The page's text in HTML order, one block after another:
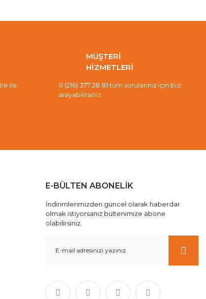
ile
MÜŞTERİ
HİZMETLERİ
0 (216) 377 28 81 tüm sorularınız için bizi
arayabilirsiniz.
E-BÜLTEN ABONELİK
İndirimlerimizden güncel olarak haberdar
olmak istiyorsanız bültenimize abone
olabilirsiniz.